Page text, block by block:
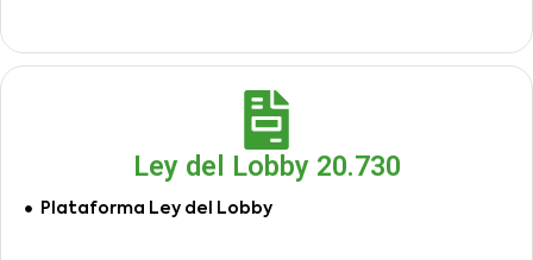
Ley del Lobby 20.730
Plataforma Ley del Lobby